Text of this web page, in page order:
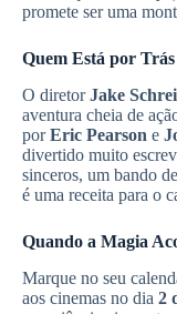
promete ser uma
Quem Está por
O diretorJake
aventura cheia de
porEric Pearson e
divertido muito
sinceros, um bando
é uma receita para o
Quando a Magia
Marque no seu
aos cinemas no dia 2